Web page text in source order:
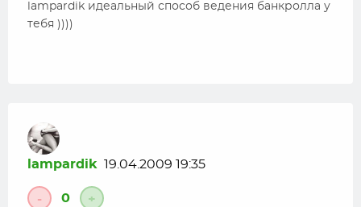
lampardik идеальный способ ведения банкролла у
тебя ))))
lampardik 19.04.2009 19:35
- 0 +